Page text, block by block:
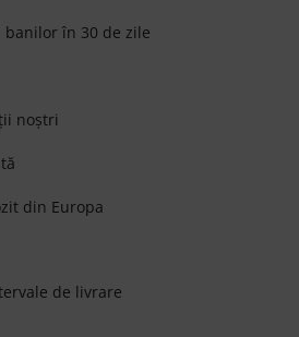
în 30 de zile
noștri
din Europa
de livrare